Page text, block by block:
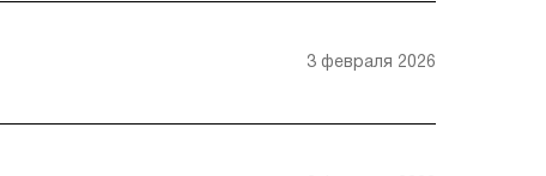
3 февраля 2026